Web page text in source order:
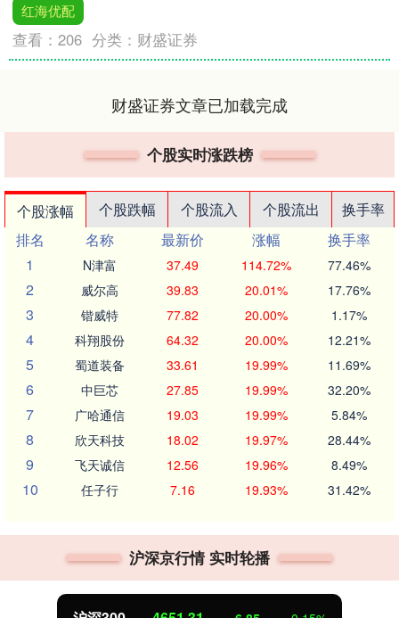
红海优配
查看：206 分类： 财盛证券
财盛证券文章已加载完成
个股实时涨跌榜
个股涨幅 个股跌幅 个股流入 个股流出
换手率
排名
名称 最新价 涨幅
换手率
1
N津富 37.49 114.72% 77.46%
2 威尔高 39.83 20.01% 17.76%
3 锴威特 77.82 20.00% 1.17%
4 科翔股份 64.32 20.00% 12.21%
5 蜀道装备 33.61 19.99% 11.69%
6 中巨芯 27.85 19.99% 32.20%
7 广哈通信 19.03 19.99% 5.84%
8 欣天科技 18.02 19.97% 28.44%
9 飞天诚信 12.56 19.96% 8.49%
10 任子行 7.16 19.93% 31.42%
沪深京行情 实时轮播